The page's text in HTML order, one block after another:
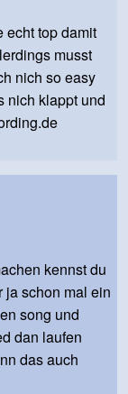
echt top damit
musst
nich so easy
nich klappt und
kennst du
ja schon mal ein
song und
dan laufen
das auch